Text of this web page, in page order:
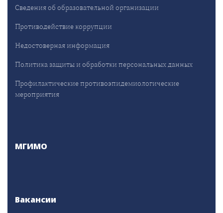
Сведения об образовательной организации
Противодействие коррупции
Недостоверная информация
Политика защиты и обработки персональных данных
Профилактические противоэпидемиологические
мероприятия
МГИМО
Вакансии